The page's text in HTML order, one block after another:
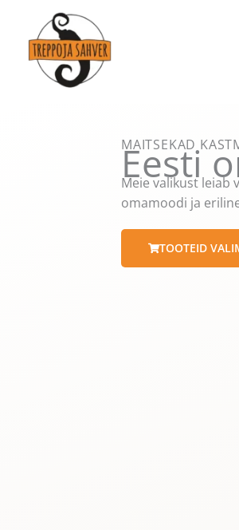
content
MAITSEKAD
Eesti
Meie valikust leiab
omamoodi ja
TOOTEID